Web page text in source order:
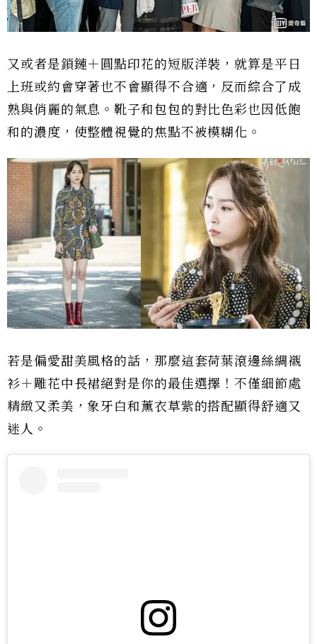
又或者是鎖鏈＋圓點印花的短版洋裝，就算是平日
上班或約會穿著也不會顯得不合適，反而綜合了成
熟與俏麗的氣息。靴子和包包的對比色彩也因低飽
和的濃度，使整體視覺的焦點不被模糊化。
若是偏愛甜美風格的話，那麼這套荷葉滾邊絲綢襯
衫＋雕花中長裙絕對是你的最佳選擇！不僅細節處
精緻又柔美，象牙白和薰衣草紫的搭配顯得舒適又
迷人。